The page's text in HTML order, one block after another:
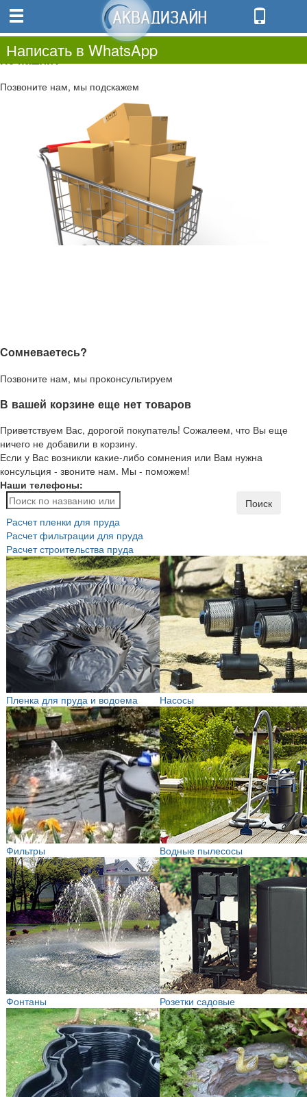
0.00
0
Не нашли?
Позвоните нам, мы подскажем
Сомневаетесь?
Позвоните нам, мы проконсультируем
В вашей корзине еще нет товаров
Приветствуем Вас, дорогой покупатель! Сожалеем, что Вы еще
ничего не добавили в корзину.
Если у Вас возникли какие-либо сомнения или Вам нужна
консульция - звоните нам. Мы - поможем!
Наши телефоны:
Написать в WhatsApp
Поиск
Расчет пленки для пруда
Расчет фильтрации для пруда
Расчет строительства пруда
Пленка для пруда и водоема Насосы
Фильтры Водные пылесосы
Фонтаны Розетки садовые